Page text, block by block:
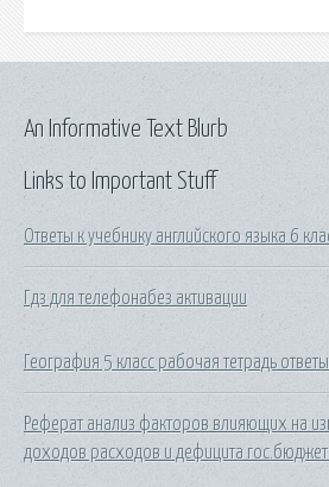
Links to Important Stuff
Ответы к учебнику английского языка 6
Гдз для телефонабез активации
География 5 класс рабочая тетрадь
Реферат анализ факторов влияющих на
доходов расходов и дефицита
An Informative Text Blurb